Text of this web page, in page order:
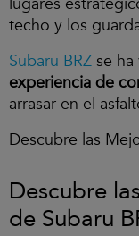
techo y los
Subaru BRZ se
experiencia de
arrasar en el
Descubre las
Descubre
de Subaru
t
a
l
a
s
c
o
e
s
y